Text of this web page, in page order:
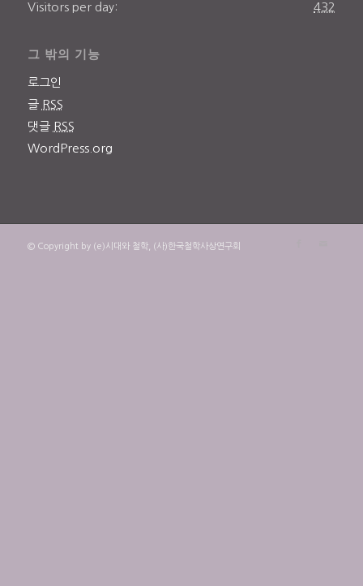
432
Visitors per day:
그 밖의 기능
로그인
글 RSS
댓글 RSS
WordPress.org
© Copyright by (e)시대와 철학, (사)한국철학사상연구회